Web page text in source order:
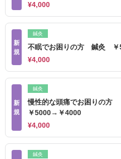
¥4,000
新
規
鍼灸
不眠でお困りの方 鍼灸 ￥
¥4,000
新
規
鍼灸
慢性的な頭痛でお困りの
￥5000→￥4000
¥4,000
鍼灸